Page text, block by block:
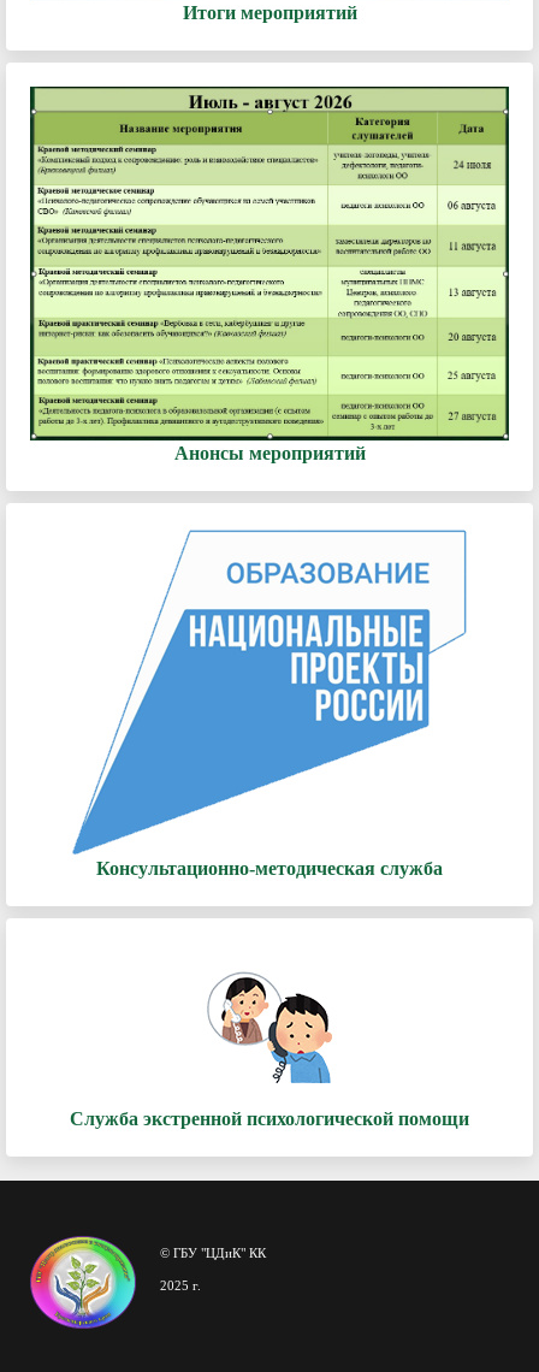
Итоги мероприятий
Анонсы мероприятий
Консультационно-методическая служба
Служба экстренной психологической помощи
© ГБУ "ЦДиК" КК
2025 г.